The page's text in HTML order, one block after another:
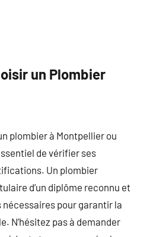
un Plombier
plombier à Montpellier ou
de vérifier ses
Un plombier
d’un diplôme reconnu et
pour garantir la
N’hésitez pas à demander